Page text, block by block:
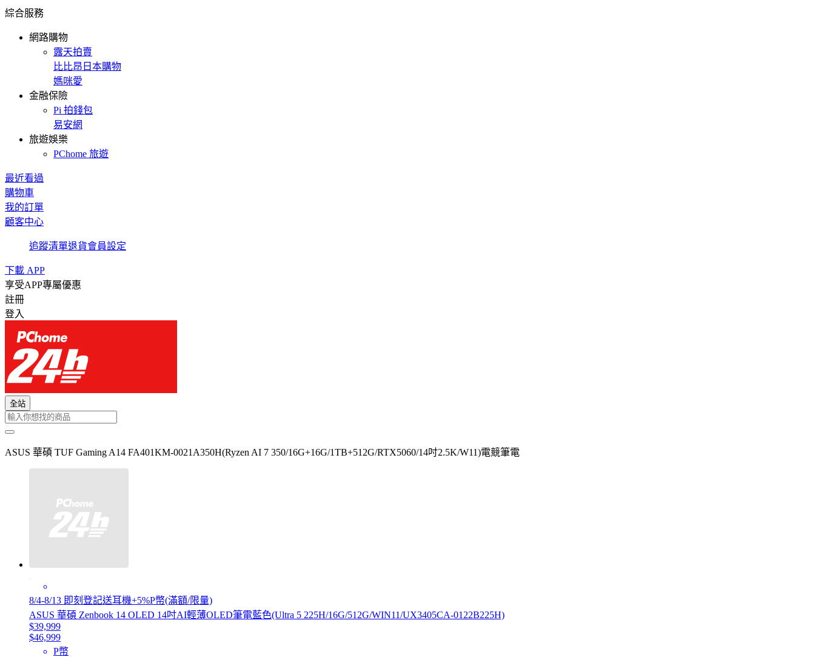
綜合服務
網路購物
露天拍賣
比比昂日本購物
媽咪愛
金融保險
Pi 拍錢包
易安網
旅遊娛樂
PChome 旅遊
最近看過
購物車
我的訂單
顧客中心
追蹤清單退貨會員設定
下載 APP
享受APP專屬優惠
註冊
登入
全站
ASUS 華碩 TUF Gaming A14 FA401KM-0021A350H(Ryzen AI 7 350/16G+16G/1TB+512G/RTX5060/14吋2.5K/W11)電競筆電
8/4-8/13 即刻登記送耳機+5%P幣(滿額/限量)
ASUS 華碩 Zenbook 14 OLED 14吋AI輕薄OLED筆電藍色(Ultra 5 225H/16G/512G/WIN11/UX3405CA-0122B225H)
$39,999
$46,999
P幣